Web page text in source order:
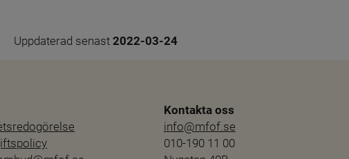
Uppdaterad senast 2022-03-24
Kontakta oss
info@mfof.se
010-190 11 00